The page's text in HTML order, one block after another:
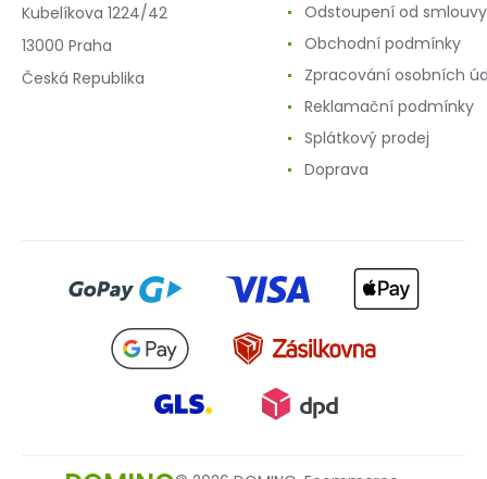
Kubelíkova 1224/42
13000 Praha
Česká Republika
Odstoupení od smlouvy
Obchodní podmínky
Zpracování osobních
Reklamační podmínky
Splátkový prodej
Doprava